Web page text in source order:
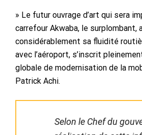
» Le futur ouvrage d’art qui sera
carrefour Akwaba, le surplombant,
considérablement sa fluidité
avec l’aéroport, s’inscrit
globale de modernisation de la
Patrick Achi.
Selon le Chef du